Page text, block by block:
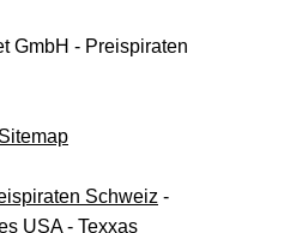
GmbH - Preispiraten
Sitemap
Schweiz -
USA- Texxas